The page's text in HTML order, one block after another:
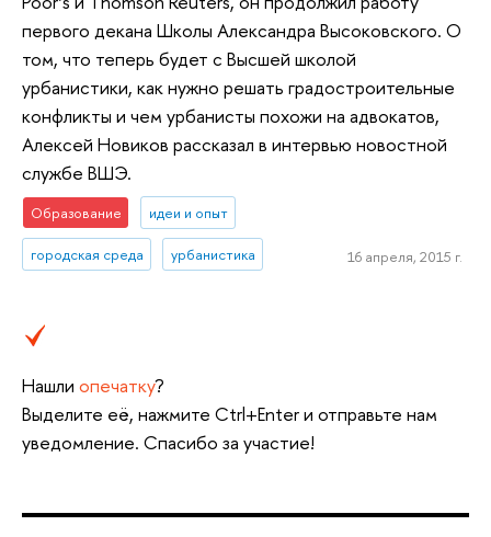
первого декана Школы Александра Высоковского. О
том, что теперь будет с Высшей школой
урбанистики, как нужно решать градостроительные
конфликты и чем урбанисты похожи на адвокатов,
Алексей Новиков рассказал в интервью новостной
службе ВШЭ.
Образование идеи и опыт
городская среда урбанистика 16 апреля, 2015 г.
Нашли опечатку?
Выделите её, нажмите Ctrl+Enter и отправьте нам
уведомление. Спасибо за участие!